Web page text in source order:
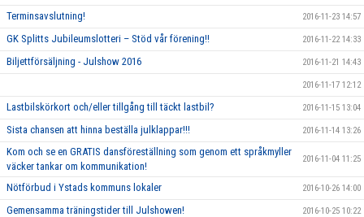
Terminsavslutning! 2016-11-23 14:57
GK Splitts Jubileumslotteri – Stöd vår förening!! 2016-11-22 14:33
Biljettförsäljning - Julshow 2016 2016-11-21 14:43
2016-11-17 12:12
Lastbilskörkort och/eller tillgång till täckt lastbil? 2016-11-15 13:04
Sista chansen att hinna beställa julklappar!!! 2016-11-14 13:26
Kom och se en GRATIS dansföreställning som genom ett språkmyller
väcker tankar om kommunikation!
2016-11-04 11:25
Nötförbud i Ystads kommuns lokaler 2016-10-26 14:00
Gemensamma träningstider till Julshowen! 2016-10-25 10:22